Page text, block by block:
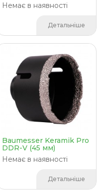
Немає в наявності
Детальніше
Baumesser Keramik Pro
DDR-V (45 мм)
Немає в наявності
Детальніше